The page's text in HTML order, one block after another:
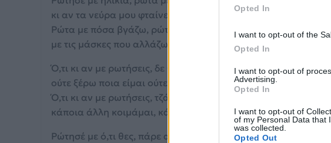
Opted In
I want to opt-out of the
Opted In
I want to opt-out of
Advertising.
Opted In
I want to opt-out of
of my Personal Data that
was collected.
Opted Out
κι αν τα νεύρα μου φταίνε που ξεσπάω στα μαλλιά μου.
Ρώτα με πόσα βγάζω, ρώτα πόσα ξοδεύω,
με τις μάσκες που αλλάζω αν τον κόσμο δουλεύω.
Ό,τι κι αν με ρωτήσεις, δε θα βρεις απαντήσεις,
ούτε ξέρω ποια είμαι ούτε πού πάω.
Ό,τι κι αν με ρωτήσεις, τζάμπα θα προσπαθήσεις,
κάποια άλλη κοιμάμαι, κάποια άλλη ξυπνάω.
Ρώτησέ με ό,τι θες, πάρε ανάσα και πάμε.